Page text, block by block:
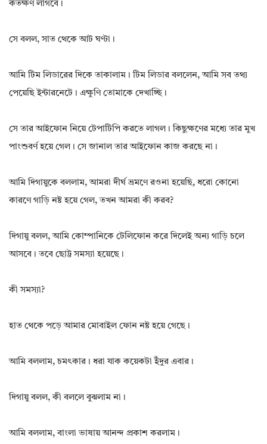
কতক্ষণ লাগবে।
সে বলল, সাত থেকে আট ঘণ্টা।
আমি টিম লিডারের দিকে তাকালাম। টিম লিডার বললেন, আমি সব তথ্য
পেয়েছি ইন্টারনেটে। এক্ষুণি তোমাকে দেখাচ্ছি।
সে তার আইফোন নিয়ে টেপাটিপি করতে লাগল। কিছুক্ষণের মধ্যে তার মুখ
পাংশুবর্ণ হয়ে গেল। সে জানাল তার আইফোন কাজ করছে না।
আমি দিগায়ুকে বললাম, আমরা দীর্ঘ ভ্রমণে রওনা হয়েছি, ধরো কোনো
কারণে গাড়ি নষ্ট হয়ে গেল, তখন আমরা কী করব?
দিগায়ু বলল, আমি কোম্পানিকে টেলিফোন করে দিলেই অন্য গাড়ি চলে
আসবে। তবে ছোট্ট সমস্যা হয়েছে।
কী সমস্যা?
হাত থেকে পড়ে আমার মোবাইল ফোন নষ্ট হয়ে গেছে।
আমি বললাম, চমৎকার। ধরা যাক কয়েকটা ইঁদুর এবার।
দিগায়ু বলল, কী বললে বুঝলাম না।
আমি বললাম, বাংলা ভাষায় আনন্দ প্রকাশ করলাম।